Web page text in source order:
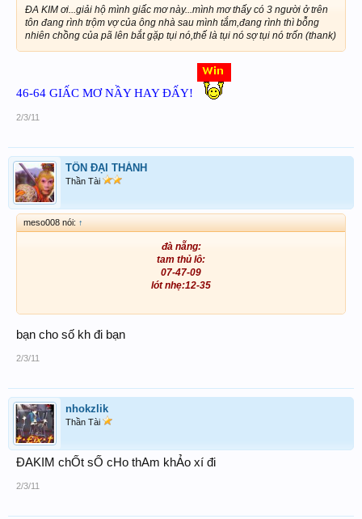
ĐA KIM ơi...giải hộ mình giấc mơ này...mình mơ thấy có 3 người ở trên
tôn đang rình trộm vợ của ông nhà sau mình tắm,đang rình thì bỗng
nhiên chồng của pã lên bắt gặp tụi nó,thế là tụi nó sợ tụi nó trốn (thank)
46-64 GIẤC MƠ NẦY HAY ĐẤY!
2/3/11
TÔN ĐẠI THÁNH
Thần Tài
meso008 nói: ↑
đà nẵng:
tam thủ lô:
07-47-09
lót nhẹ:12-35
bạn cho số kh đi bạn
2/3/11
nhokzlik
Thần Tài
ĐAKIM chỐt sỐ cHo thAm khẢo xí đi
2/3/11